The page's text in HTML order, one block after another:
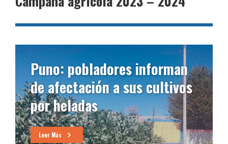
Puno: pobladores informan
de afectación a sus cultivos
por heladas
Leer Más